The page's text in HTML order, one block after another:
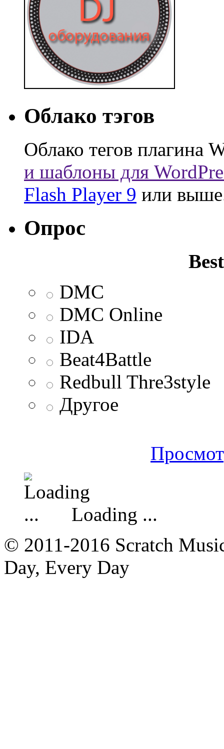
Облако тэгов
Облако тегов плагина
и шаблоны для
Flash Player 9 или
Опрос
DMC
DMC Online
IDA
Beat4Battle
Redbull Thre3style
Другое
Loading ...
© 2011-2016 Scratch
Day, Every Day